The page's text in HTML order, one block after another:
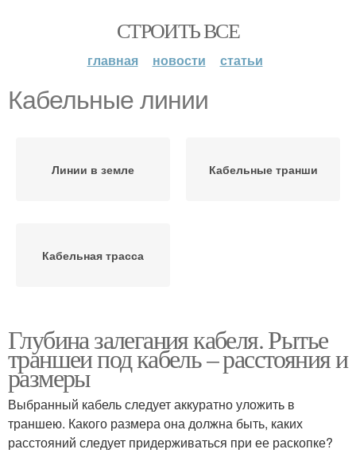
СТРОИТЬ ВСЕ
главная новости статьи
Кабельные линии
Линии в земле Кабельные транши
Кабельная трасса
Глубина залегания кабеля. Рытье
траншеи под кабель – расстояния и
размеры
Выбранный кабель следует аккуратно уложить в
траншею. Какого размера она должна быть, каких
расстояний следует придерживаться при ее раскопке?